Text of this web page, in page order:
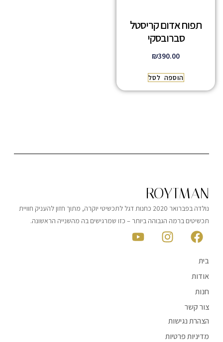
תפוח אדום קריסטל
סברובסקי
₪390.00
הוספה לסל
ROYTMAN
נולדה בפברואר 2020 כחנות דגל לתכשיטי יוקרה, מתוך חזון להעניק חוויית
תכשיטים ברמה הגבוהה ביותר – כזו שמרגישים בה מהשנייה הראשונה.
בית
אודות
חנות
צור קשר
הצהרת נגישות
מדיניות פרטיות